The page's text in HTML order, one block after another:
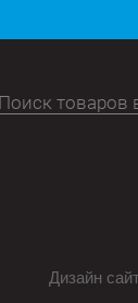
Дизайн